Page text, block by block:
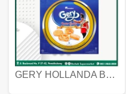
GERY HOLLANDA BUTTER COOKIES 450 GRAM